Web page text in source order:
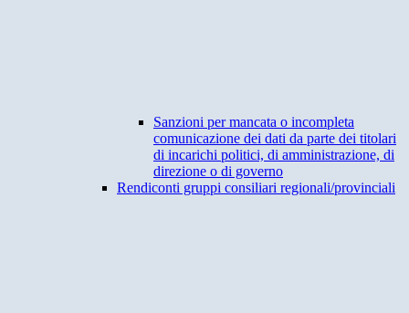
Sanzioni per mancata o incompleta
comunicazione dei dati da parte dei titolari
di incarichi politici, di amministrazione, di
direzione o di governo
Rendiconti gruppi consiliari regionali/provinciali